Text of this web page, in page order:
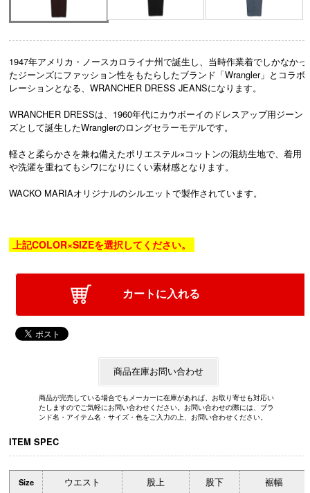
1947年アメリカ・ノースカロライナ州で誕生し、当時作業着でしかなかっ
たジーンズにファッション性をもたらしたブランド「Wrangler」とコラボ
レーションとなる、WRANCHER DRESS JEANSになります。
WRANCHER DRESSは、1960年代にカウボーイのドレスアップ用ジーン
ズとして誕生したWranglerのロングセラーモデルです。
軽さと柔らかさを兼ね備えたポリエステル×コットンの混紡生地で、着用
や洗濯を重ねてもシワになりにくい素材感となります。
WACKO MARIAオリジナルのシルエットで製作されています。
ITEM SPEC
Size ウエスト 股上 股下 裾幅